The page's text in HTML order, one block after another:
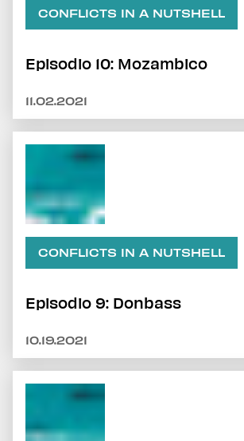
CONFLICTS IN A NUTSHELL
Episodio 10: Mozambico
11.02.2021
CONFLICTS IN A NUTSHELL
Episodio 9: Donbass
10.19.2021